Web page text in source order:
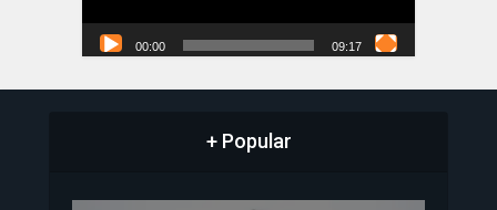
00:00 09:17
+ Popular